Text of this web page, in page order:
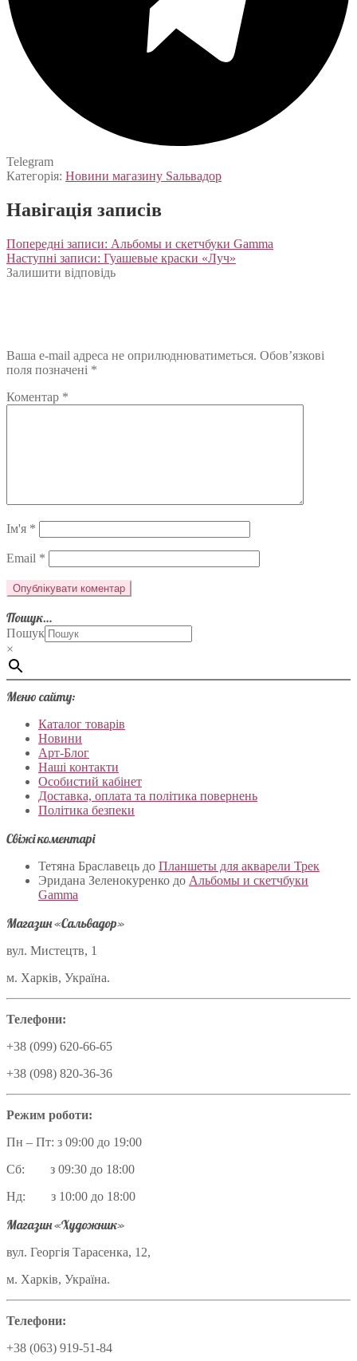
Telegram
Категорія: Новини магазину Sальвадор
Навігація записів
Попередні записи: Альбомы и скетчбуки Gamma
Наступні записи: Гуашевые краски «Луч»
Залишити відповідь
Ваша e-mail адреса не оприлюднюватиметься. Обов’язкові
поля позначені *
Коментар *
Ім'я *
Email *
Пошук…
Пошук
×
Меню сайту:
Каталог товарів
Новини
Арт-Блог
Наші контакти
Особистий кабінет
Доставка, оплата та політика повернень
Політика безпеки
Свіжі коментарі
Тетяна Браславець до Планшеты для акварели Трек
Эридана Зеленокуренко до Альбомы и скетчбуки
Gamma
Магазин «Сальвадор»
вул. Мистецтв, 1
м. Харків, Україна.
Телефони:
+38 (099) 620-66-65
+38 (098) 820-36-36
Режим роботи:
Пн – Пт: з 09:00 до 19:00
Сб: з 09:30 до 18:00
Нд: з 10:00 до 18:00
Магазин «Художник»
вул. Георгія Тарасенка, 12,
м. Харків, Україна.
Телефони:
+38 (063) 919-51-84